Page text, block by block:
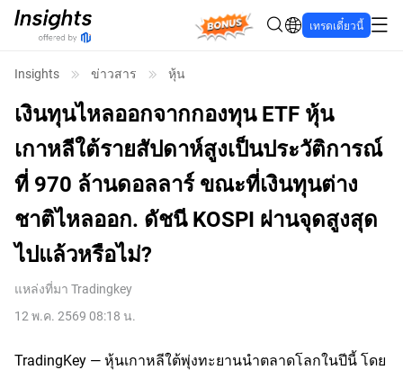
Bonus เทรดเดี๋ยวนี้
Insights ข่าวสาร หุ้น
เงินทุนไหลออกจากกองทุน ETF หุ้น
เกาหลีใต้รายสัปดาห์สูงเป็นประวัติการณ์
ที่ 970 ล้านดอลลาร์ ขณะที่เงินทุนต่าง
ชาติไหลออก. ดัชนี KOSPI ผ่านจุดสูงสุด
ไปแล้วหรือไม่?
แหล่งที่มา Tradingkey
12 พ.ค. 2569 08:18 น.
TradingKey — หุ้นเกาหลีใต้พุ่งทะยานนำตลาดโลกในปีนี้ โดย